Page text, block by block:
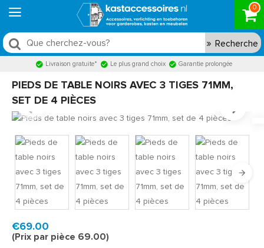
0
Recherche
Livraison gratuite* Le plus grand choix Garantie prolongée
PIEDS DE TABLE NOIRS AVEC 3 TIGES 71MM,
SET DE 4 PIÈCES
Livraison rapide, en 1 à 2 jours ouvrés
€69.00
(Prix par pièce 69.00)